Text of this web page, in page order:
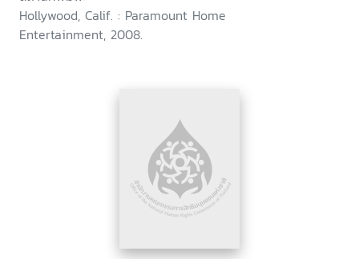
Hollywood, Calif. : Paramount Home
Entertainment, 2008.